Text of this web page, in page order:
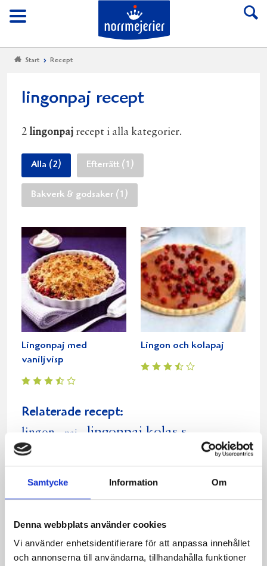
Samtycke Information Om
Denna webbplats använder cookies
Vi använder enhetsidentifierare för att anpassa innehållet
och annonserna till användarna, tillhandahålla funktioner
Meny
Till Norrmejerier
Start Recept
lingonpaj recept
2 lingonpaj recept i alla kategorier.
Alla (2) Efterrätt (1)
Bakverk & godsaker (1)
Lingonpaj med
vaniljvisp
Lingon och kolapaj
Relaterade recept:
lingon paj lingonpaj kolas s
lingonpaj kolasås
lingonpaj med kolas s
lingonpaj med kolasås
lingonpaj med vaniljvisp
på
Facebook
på
Twitter
på
Pinterest
via
e-
post
ut